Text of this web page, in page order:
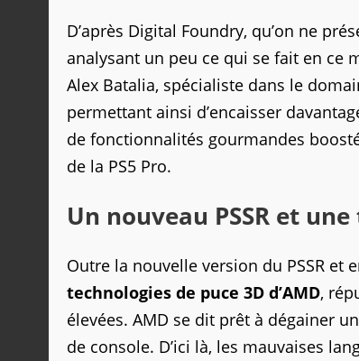
D’après Digital Foundry, qu’on ne
analysant un peu ce qui se fait en ce
Alex Batalia, spécialiste dans le
permettant ainsi d’encaisser
de fonctionnalités gourmandes
de la PS5 Pro.
Un nouveau PSSR et
Outre la nouvelle version du PSSR et
technologies de puce 3D d’AMD,
élevées. AMD se dit prêt à dégainer
de console. D’ici là, les mauvaises